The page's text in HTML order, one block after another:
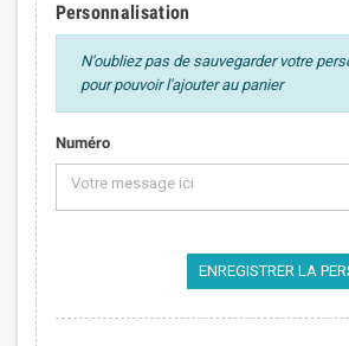
Personnalisation
N'oubliez pas de sauvegarder votre
pour pouvoir l'ajouter au panier
Numéro
ENREGISTRER LA